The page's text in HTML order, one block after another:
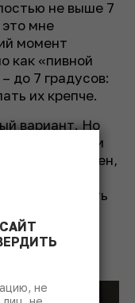
не выше 7
мне
момент
как «пивной
до 7 градусов:
их крепче.
вариант. Но
почти
200 пивоварен,
который
сотрудничать
что я ему и
холодных
не